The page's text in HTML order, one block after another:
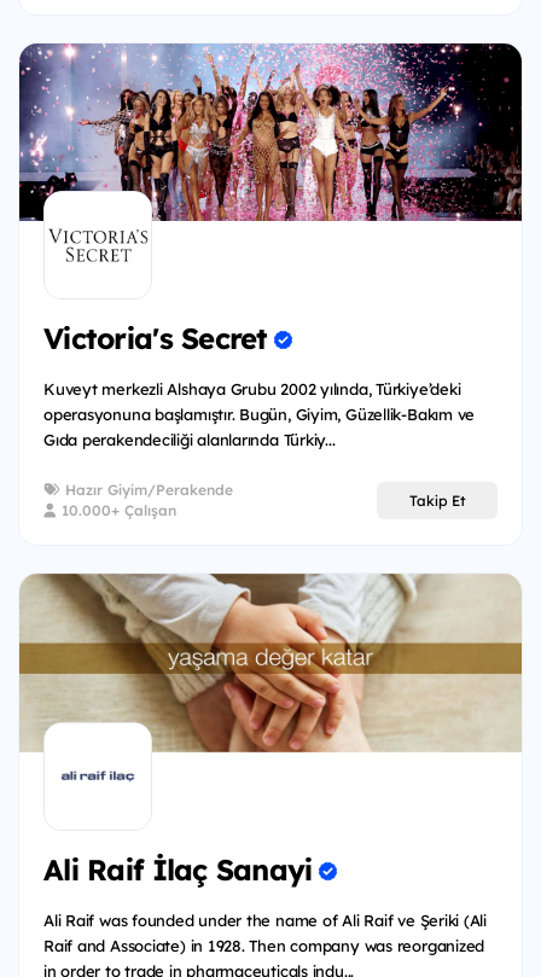
Victoria's Secret
Kuveyt merkezli Alshaya Grubu 2002 yılında, Türkiye’deki
operasyonuna başlamıştır. Bugün, Giyim, Güzellik-Bakım ve
Gıda perakendeciliği alanlarında Türkiy...
Hazır Giyim/Perakende
10.000+ Çalışan
Takip Et
Ali Raif İlaç Sanayi
Ali Raif was founded under the name of Ali Raif ve Şeriki (Ali
Raif and Associate) in 1928. Then company was reorganized
in order to trade in pharmaceuticals indu...